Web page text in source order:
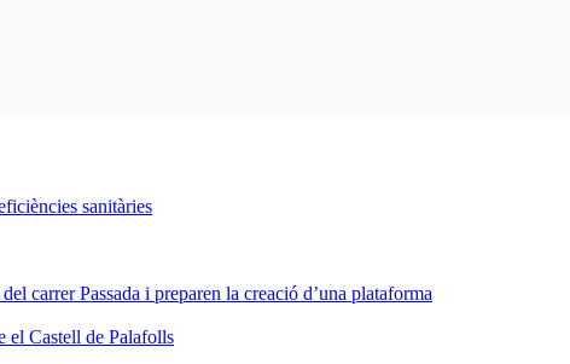
sanitàries
carrer Passada i preparen la creació d’una plataforma
el Castell de Palafolls